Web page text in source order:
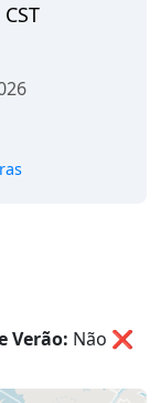
CST
Verão: Não ❌